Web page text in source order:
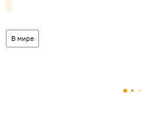
В мире